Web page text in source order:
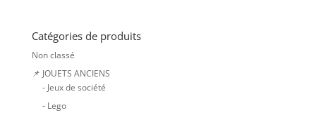
Catégories de produits
Non classé
📌 JOUETS ANCIENS
- Jeux de société
- Lego